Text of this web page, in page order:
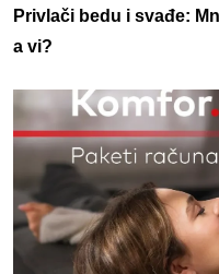
Privlači bedu i svađe:
a vi?